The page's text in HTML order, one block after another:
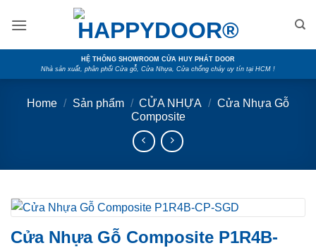
HỆ THỐNG SHOWROOM CỬA HUY PHÁT DOOR
Nhà sản xuất, phân phối Cửa gỗ, Cửa Nhựa, Cửa chống cháy uy tín tại HCM !
Home / Sản phẩm / CỬA NHỰA / Cửa Nhựa Gỗ
Composite
Cửa Nhựa Gỗ Composite P1R4B-